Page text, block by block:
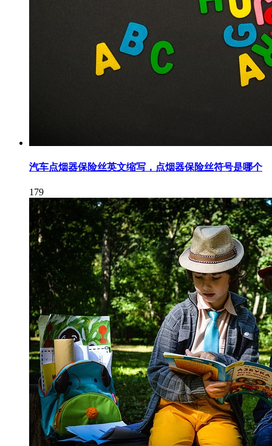
汽车点烟器保险丝英文缩写，点烟器保险丝符号是哪个
179